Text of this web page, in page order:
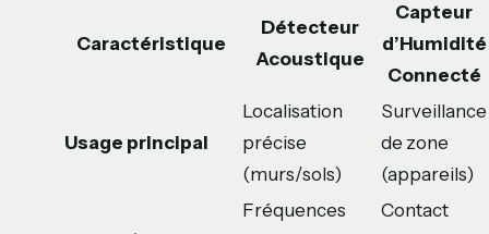
Caractéristique
Détecteur
Acoustique
Capteur
d’Humidité
Connecté
Usage principal
Localisation
précise
(murs/sols)
Surveillance
de zone
(appareils)
Fréquences
Contact